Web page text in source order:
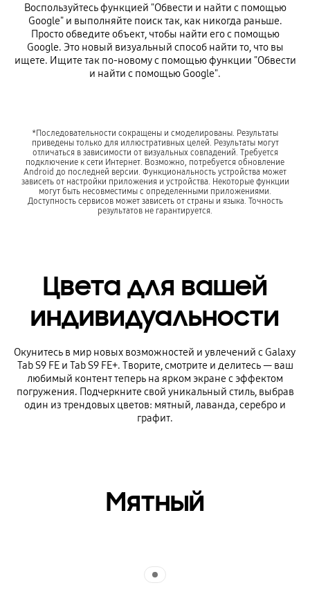
Воспользуйтесь функцией "Обвести и найти с помощью
Google" и выполняйте поиск так, как никогда раньше.
Просто обведите объект, чтобы найти его с помощью
Google. Это новый визуальный способ найти то, что вы
ищете. Ищите так по-новому с помощью функции "Обвести
и найти с помощью Google".
*Последовательности сокращены и смоделированы. Результаты
приведены только для иллюстративных целей. Результаты могут
отличаться в зависимости от визуальных совпадений. Требуется
подключение к сети Интернет. Возможно, потребуется обновление
Android до последней версии. Функциональность устройства может
зависеть от настройки приложения и устройства. Некоторые функции
могут быть несовместимы с определенными приложениями.
Доступность сервисов может зависеть от страны и языка. Точность
результатов не гарантируется.
Цвета для вашей
индивидуальности
Окунитесь в мир новых возможностей и увлечений с Galaxy
Tab S9 FE и Tab S9 FE+. Творите, смотрите и делитесь — ваш
любимый контент теперь на ярком экране с эффектом
погружения. Подчеркните свой уникальный стиль, выбрав
один из трендовых цветов: мятный, лаванда, серебро и
графит.
Мятный